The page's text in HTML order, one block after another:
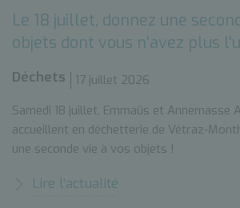
Le 18 juillet, donnez une
objets dont vous n'avez plus
Déchets
17 juillet 2026
Samedi 18 juillet, Emmaüs et Annemasse
accueillent en déchetterie de Vétraz-
une seconde vie à vos objets !
Lire l’actualité